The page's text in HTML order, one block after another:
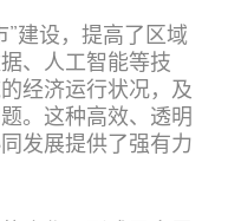
”建设，提高了区域
、人工智能等技
经济运行状况，及
。这种高效、透明
发展提供了强有力